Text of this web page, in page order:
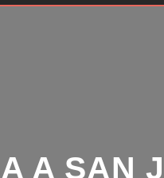
A SAN